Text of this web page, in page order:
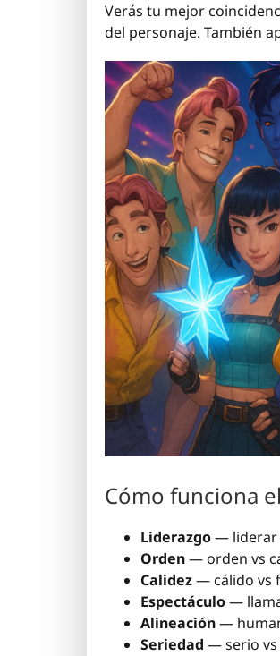
Verás tu mejor
del personaje. También
Cómo funciona
Liderazgo— liderar
Orden— orden vs
Calidez— cálido vs
Espectáculo—
Alineación—
Seriedad — serio vs